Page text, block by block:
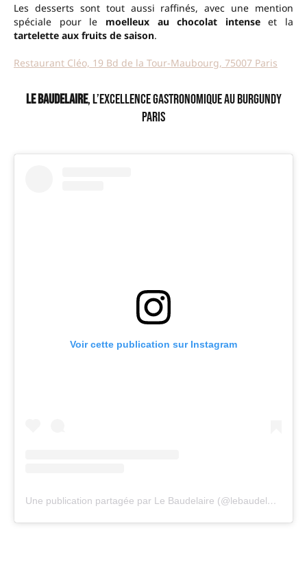
Les desserts sont tout aussi raffinés, avec une mention
spéciale pour le moelleux au chocolat intenseet la
tartelette aux fruits de saison.
Restaurant Cléo, 19 Bd de la Tour-Maubourg, 75007 Paris
Le Baudelaire, l’excellence gastronomique au Burgundy
Paris
Voir cette publication sur Instagram
Une publication partagée par Le Baudelaire (@lebaudelaire.restaurant)